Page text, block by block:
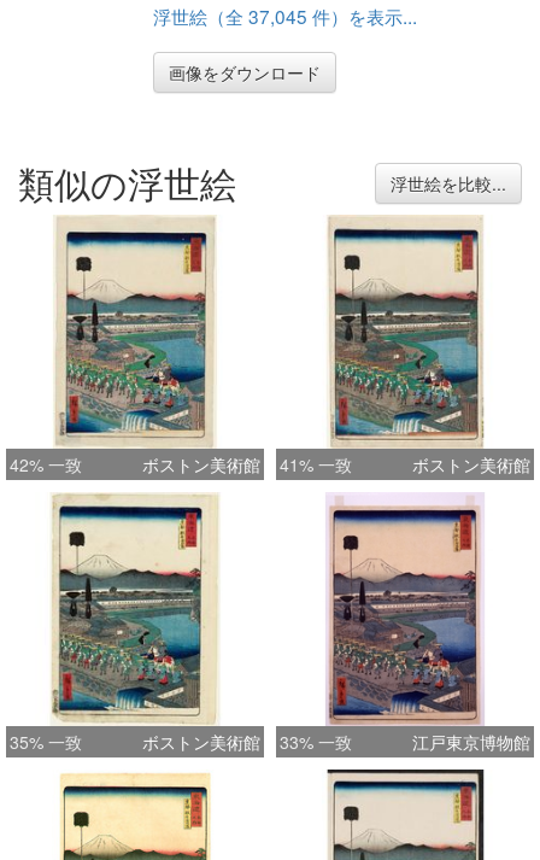
浮世絵（全 37,045 件）を表示...
画像をダウンロード
類似の浮世絵 浮世絵を比較...
42% 一致 ボストン美術館 41% 一致 ボストン美術館
35% 一致 ボストン美術館 33% 一致 江戸東京博物館